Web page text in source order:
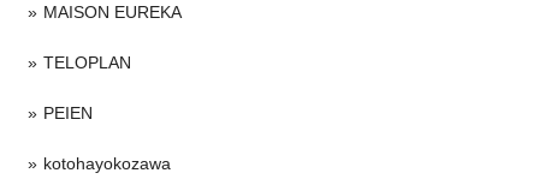
MAISON EUREKA
TELOPLAN
PEIEN
kotohayokozawa